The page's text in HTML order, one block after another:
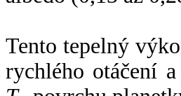
Tento tepelný
rychlého otáčení